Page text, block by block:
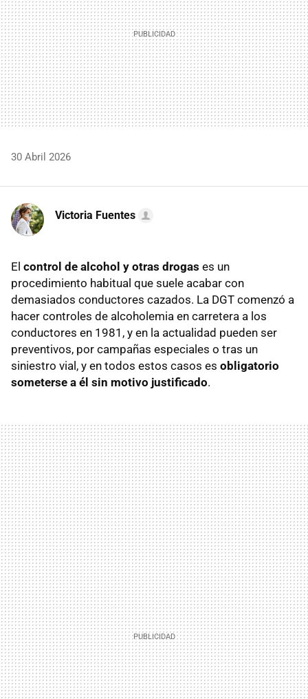
30 Abril 2026
Victoria Fuentes
El control de alcohol y otras drogas es un
procedimiento habitual que suele acabar con
demasiados conductores cazados. La DGT comenzó a
hacer controles de alcoholemia en carretera a los
conductores en 1981, y en la actualidad pueden ser
preventivos, por campañas especiales o tras un
siniestro vial, y en todos estos casos es obligatorio
someterse a él sin motivo justificado.